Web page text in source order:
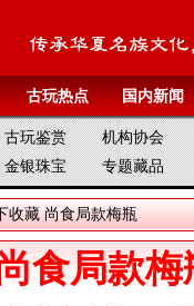
古玩热点 国内新闻
古玩鉴赏
机构协会
金银珠宝 专题藏品
收藏 尚食局款梅瓶
食局款梅